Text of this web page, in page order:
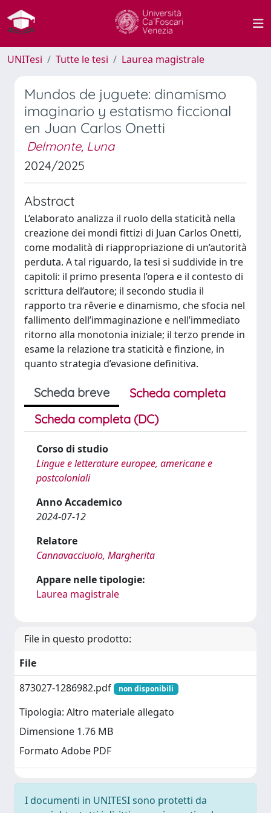
UNITesi Tutte le tesi Laurea magistrale
Mundos de juguete: dinamismo
imaginario y estatismo ficcional
en Juan Carlos Onetti
Delmonte, Luna
2024/2025
Abstract
L’elaborato analizza il ruolo della staticità nella
creazione dei mondi fittizi di Juan Carlos Onetti,
come modalità di riappropriazione di un’autorità
perduta. A tal riguardo, la tesi si suddivide in tre
capitoli: il primo presenta l’opera e il contesto di
scrittura dell’autore; il secondo studia il
rapporto tra rêverie e dinamismo, che sfocia nel
fallimento dell’immaginazione e nell’immediato
ritorno alla monotonia iniziale; il terzo prende in
esame la relazione tra staticità e finzione, in
quanto strategia d’evasione definitiva.
Scheda breve
Scheda completa
Scheda completa (DC)
Corso di studio
Lingue e letterature europee, americane e
postcoloniali
Anno Accademico
2024-07-12
Relatore
Cannavacciuolo, Margherita
Appare nelle tipologie:
Laurea magistrale
File in questo prodotto:
File
873027-1286982.pdf
non disponibili
Tipologia: Altro materiale allegato
Dimensione 1.76 MB
Formato Adobe PDF
I documenti in UNITESI sono protetti da